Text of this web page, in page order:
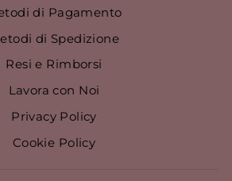
di Pagamento
di Spedizione
Resi e Rimborsi
Lavora con Noi
Privacy Policy
Cookie Policy